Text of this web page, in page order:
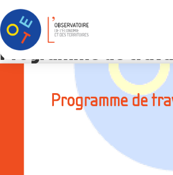
Accueil Qui sommes-nous ?
Programme de travail